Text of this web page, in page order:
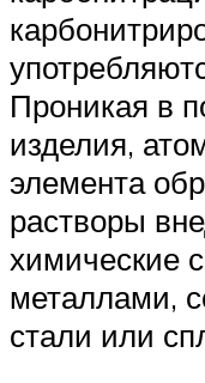
Проникая в
изделия,
элемента
растворы
химические
металлами,
стали или